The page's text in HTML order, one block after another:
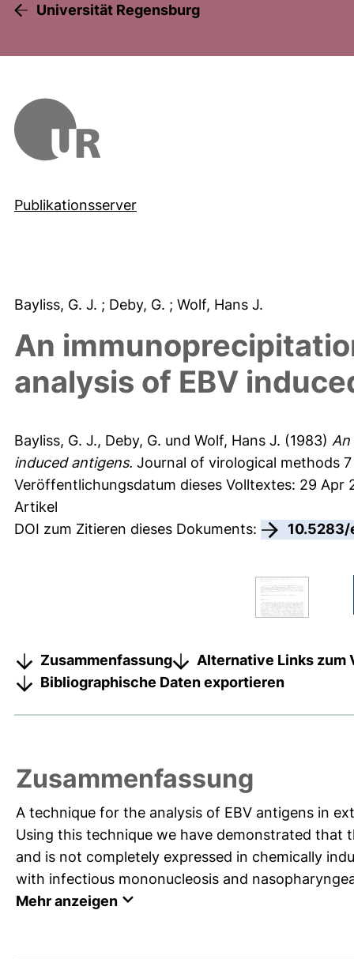
Universität Regensburg
Publikationsserver
Bayliss, G. J. ; Deby, G. ; Wolf, Hans J.
An
analysis of EBV
Bayliss, G. J., Deby, G. und Wolf, Hans J. (1983)
induced antigens. Journal of virological methods
Veröffentlichungsdatum dieses Volltextes: 29 Apr
Artikel
DOI zum Zitieren dieses Dokuments:
Zusammenfassung
Alternative Links zum
Bibliographische Daten exportieren
Zusammenfassung
A technique for the analysis of EBV antigens in
Using this technique we have demonstrated that
and is not completely expressed in chemically
with infectious mononucleosis and
Mehr anzeigen